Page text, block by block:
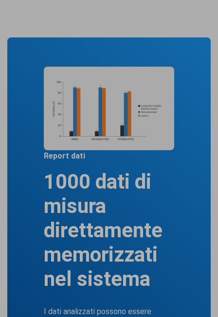
Report dati
1000 dati di
misura
direttamente
memorizzati
nel sistema
I dati analizzati possono essere